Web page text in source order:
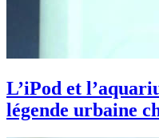
L’iPod et
légende urbaine